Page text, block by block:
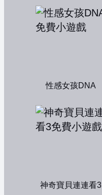
性感女孩DNA
神奇寶貝連連看3